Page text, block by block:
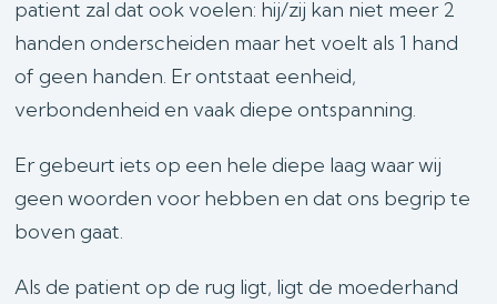
patient zal dat ook voelen: hij/zij kan niet meer 2
handen onderscheiden maar het voelt als 1 hand
of geen handen. Er ontstaat eenheid,
verbondenheid en vaak diepe ontspanning.
Er gebeurt iets op een hele diepe laag waar wij
geen woorden voor hebben en dat ons begrip te
boven gaat.
Als de patient op de rug ligt, ligt de moederhand